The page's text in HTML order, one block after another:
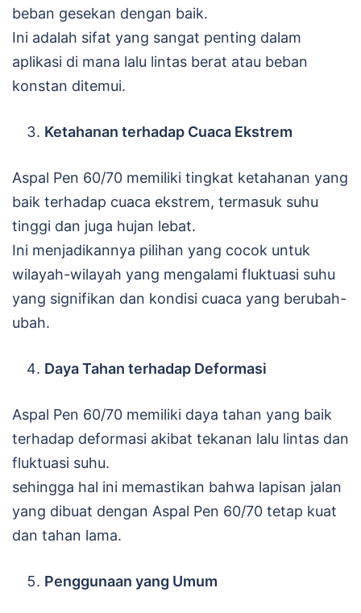
beban gesekan dengan baik.
Ini adalah sifat yang sangat penting dalam
aplikasi di mana lalu lintas berat atau beban
konstan ditemui.
Ketahanan terhadap Cuaca Ekstrem
Aspal Pen 60/70 memiliki tingkat ketahanan yang
baik terhadap cuaca ekstrem, termasuk suhu
tinggi dan juga hujan lebat.
Ini menjadikannya pilihan yang cocok untuk
wilayah-wilayah yang mengalami fluktuasi suhu
yang signifikan dan kondisi cuaca yang berubah-
ubah.
Daya Tahan terhadap Deformasi
Aspal Pen 60/70 memiliki daya tahan yang baik
terhadap deformasi akibat tekanan lalu lintas dan
fluktuasi suhu.
sehingga hal ini memastikan bahwa lapisan jalan
yang dibuat dengan Aspal Pen 60/70 tetap kuat
dan tahan lama.
Penggunaan yang Umum